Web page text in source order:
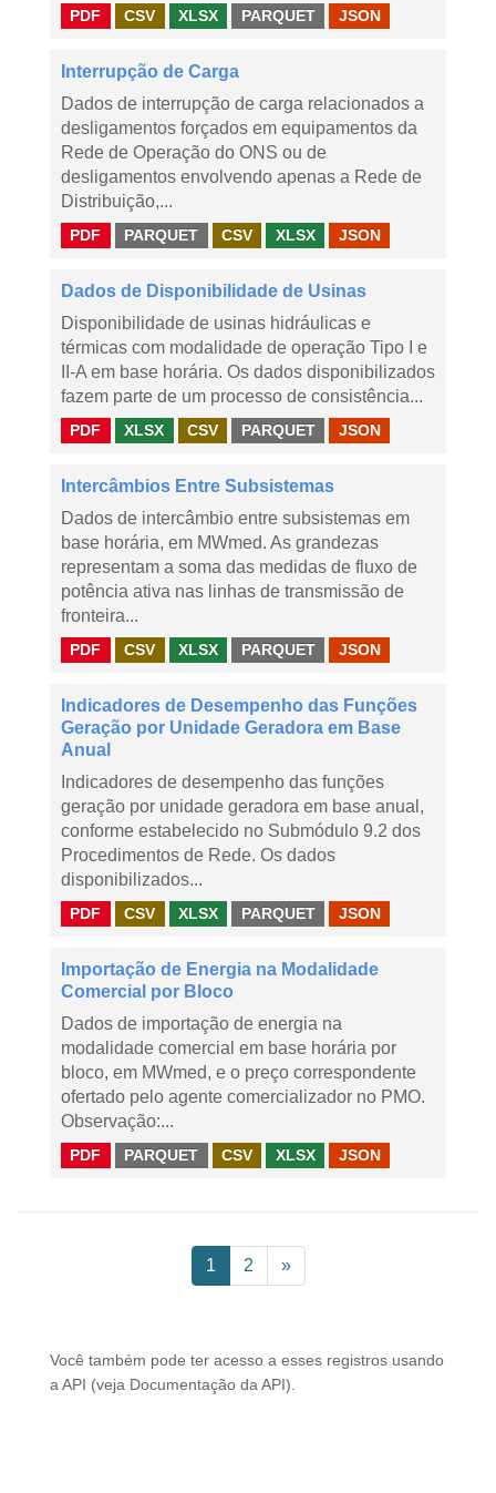
PDF CSV XLSX PARQUET JSON
Interrupção de Carga
Dados de interrupção de carga relacionados a
desligamentos forçados em equipamentos da
Rede de Operação do ONS ou de
desligamentos envolvendo apenas a Rede de
Distribuição,...
PDF PARQUET CSV XLSX JSON
Dados de Disponibilidade de Usinas
Disponibilidade de usinas hidráulicas e
térmicas com modalidade de operação Tipo I e
II-A em base horária. Os dados disponibilizados
fazem parte de um processo de consistência...
PDF XLSX CSV PARQUET JSON
Intercâmbios Entre Subsistemas
Dados de intercâmbio entre subsistemas em
base horária, em MWmed. As grandezas
representam a soma das medidas de fluxo de
potência ativa nas linhas de transmissão de
fronteira...
PDF CSV XLSX PARQUET JSON
Indicadores de Desempenho das Funções
Geração por Unidade Geradora em Base
Anual
Indicadores de desempenho das funções
geração por unidade geradora em base anual,
conforme estabelecido no Submódulo 9.2 dos
Procedimentos de Rede. Os dados
disponibilizados...
PDF CSV XLSX PARQUET JSON
Importação de Energia na Modalidade
Comercial por Bloco
Dados de importação de energia na
modalidade comercial em base horária por
bloco, em MWmed, e o preço correspondente
ofertado pelo agente comercializador no PMO.
Observação:...
PDF PARQUET CSV XLSX JSON
1 2 »
Você também pode ter acesso a esses registros usando
a API (veja Documentação da API ).